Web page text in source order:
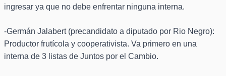
ingresar ya que no debe enfrentar ninguna interna.
-Germán Jalabert (precandidato a diputado por Rio Negro):
Productor frutícola y cooperativista. Va primero en una
interna de 3 listas de Juntos por el Cambio.